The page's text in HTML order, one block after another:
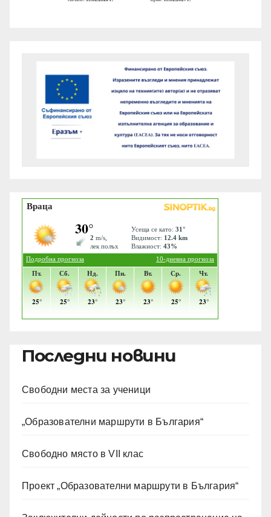
Последни новини
Свободни места за ученици
„Образователни маршрути в България“
Свободно място в VII клас
Проект „Образователни маршрути в България“